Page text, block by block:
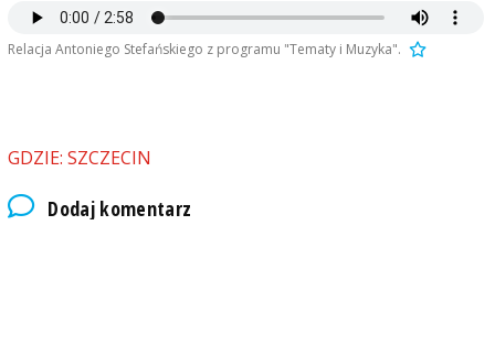
Relacja Antoniego Stefańskiego z programu "Tematy i Muzyka".
GDZIE: SZCZECIN
Dodaj komentarz